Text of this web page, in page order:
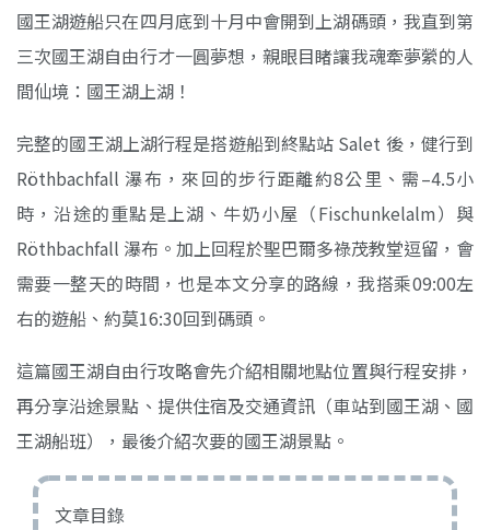
國王湖遊船只在四月底到十月中會開到上湖碼頭，我直到第
三次國王湖自由行才一圓夢想，親眼目睹讓我魂牽夢縈的人
間仙境：國王湖上湖！
完整的國王湖上湖行程是搭遊船到終點站 Salet 後，健行到
Röthbachfall 瀑布，來回的步行距離約8公里、需–4.5小
時，沿途的重點是上湖、牛奶小屋（Fischunkelalm）與
Röthbachfall 瀑布。加上回程於聖巴爾多祿茂教堂逗留，會
需要一整天的時間，也是本文分享的路線，我搭乘09:00左
右的遊船、約莫16:30回到碼頭。
這篇國王湖自由行攻略會先介紹相關地點位置與行程安排，
再分享沿途景點、提供住宿及交通資訊（車站到國王湖、國
王湖船班），最後介紹次要的國王湖景點。
文章目錄